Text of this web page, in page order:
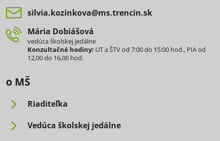
silvia​.kozinkova​@ms​.trencin​.sk
Mária Dobiášová
vedúca školskej jedálne
Konzultačné hodiny: UT a ŠTV od 7:00 do 15:00 hod., PIA od
12,00 do 16,00 hod.
o MŠ
Riaditeľka
Vedúca školskej jedálne